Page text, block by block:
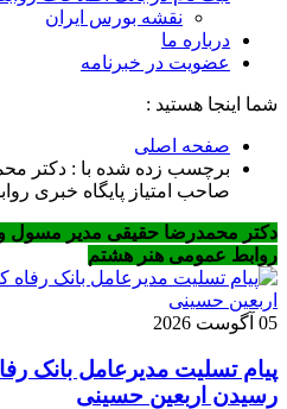
نقشه بورس ایران
درباره ما
عضويت در خبرنامه
شما اینجا هستید :
صفحه اصلی
برچسب زده شده با : دکتر
صاحب امتیاز پایگاه خبری
دکتر محمدرضا حقیقی مدیر مسول و
روابط عمومی هنر هشتم
05 آگوست 2026
پیام تسلیت مدیرعامل بانک
رسیدن اربعین حسینی